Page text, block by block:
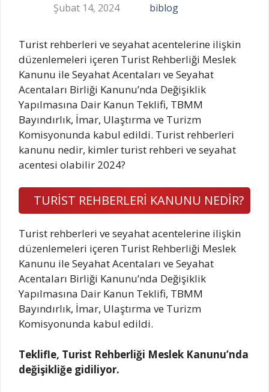
Şubat 14, 2024 biblog
Turist rehberleri ve seyahat acentelerine ilişkin
düzenlemeleri içeren Turist Rehberliği Meslek
Kanunu ile Seyahat Acentaları ve Seyahat
Acentaları Birliği Kanunu’nda Değişiklik
Yapılmasına Dair Kanun Teklifi, TBMM
Bayındırlık, İmar, Ulaştırma ve Turizm
Komisyonunda kabul edildi. Turist rehberleri
kanunu nedir, kimler turist rehberi ve seyahat
acentesi olabilir 2024?
TURİST REHBERLERİ KANUNU NEDİR?
Turist rehberleri ve seyahat acentelerine ilişkin
düzenlemeleri içeren Turist Rehberliği Meslek
Kanunu ile Seyahat Acentaları ve Seyahat
Acentaları Birliği Kanunu’nda Değişiklik
Yapılmasına Dair Kanun Teklifi, TBMM
Bayındırlık, İmar, Ulaştırma ve Turizm
Komisyonunda kabul edildi.
Teklifle, Turist Rehberliği Meslek Kanunu’nda
değişikliğe gidiliyor.